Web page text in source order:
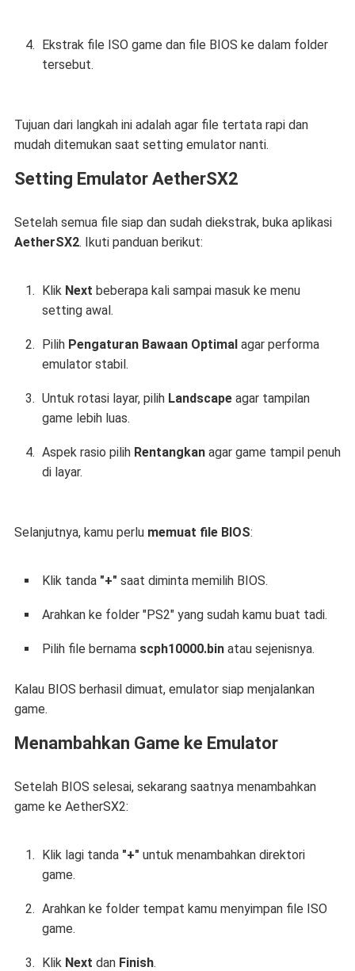
Ekstrak file ISO game dan file BIOS ke dalam folder
tersebut.
Tujuan dari langkah ini adalah agar file tertata rapi dan
mudah ditemukan saat setting emulator nanti.
Setting Emulator AetherSX2
Setelah semua file siap dan sudah diekstrak, buka aplikasi
AetherSX2. Ikuti panduan berikut:
Klik Next beberapa kali sampai masuk ke menu
setting awal.
Pilih Pengaturan Bawaan Optimalagar performa
emulator stabil.
Untuk rotasi layar, pilih Landscapeagar tampilan
game lebih luas.
Aspek rasio pilih Rentangkanagar game tampil penuh
di layar.
Selanjutnya, kamu perlu memuat file BIOS:
Klik tanda "+" saat diminta memilih BIOS.
Arahkan ke folder "PS2" yang sudah kamu buat tadi.
Pilih file bernama scph10000.binatau sejenisnya.
Kalau BIOS berhasil dimuat, emulator siap menjalankan
game.
Menambahkan Game ke Emulator
Setelah BIOS selesai, sekarang saatnya menambahkan
game ke AetherSX2:
Klik lagi tanda "+" untuk menambahkan direktori
game.
Arahkan ke folder tempat kamu menyimpan file ISO
game.
Klik Next dan Finish.